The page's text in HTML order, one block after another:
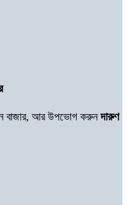
বাজার, আর উপভোগ করুনদারুণ